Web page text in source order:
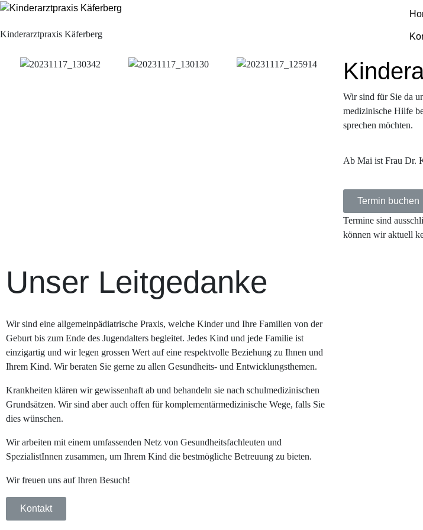
Kinderarztpraxis Käferberg
Wir sind für Sie da
medizinische Hilfe
sprechen möchten.
Ab Mai ist Frau Dr.
Termin buchen
Termine sind
können wir aktuell
Unser Leitgedanke
Wir sind eine allgemeinpädiatrische Praxis, welche Kinder und Ihre Familien von der
Geburt bis zum Ende des Jugendalters begleitet. Jedes Kind und jede Familie ist
einzigartig und wir legen grossen Wert auf eine respektvolle Beziehung zu Ihnen und
Ihrem Kind. Wir beraten Sie gerne zu allen Gesundheits- und Entwicklungsthemen.
Krankheiten klären wir gewissenhaft ab und behandeln sie nach schulmedizinischen
Grundsätzen. Wir sind aber auch offen für komplementärmedizinische Wege, falls Sie
dies wünschen.
Wir arbeiten mit einem umfassenden Netz von Gesundheitsfachleuten und
SpezialistInnen zusammen, um Ihrem Kind die bestmögliche Betreuung zu bieten.
Wir freuen uns auf Ihren Besuch!
Kontakt